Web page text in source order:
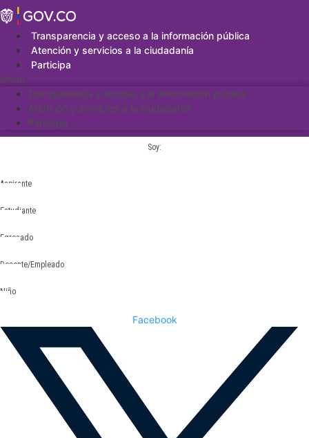
Saltar
al
contenidoTransparencia y acceso a la información pública
Atención y servicios a la ciudadanía
Participa
Menu
Transparencia y acceso a la información pública
Atención y servicios a la ciudadanía
Participa
Soy:
Aspirante
Estudiante
Egresado
Docente/Empleado
Niño
Facebook